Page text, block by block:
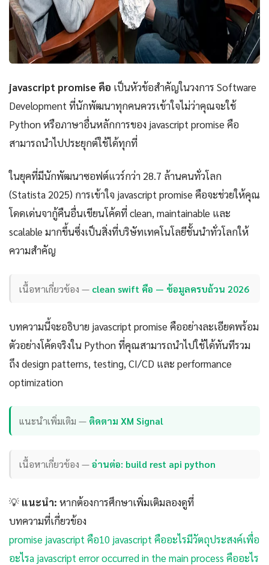
javascript promise คือ เป็นหัวข้อสำคัญในวงการ Software
Development ที่นักพัฒนาทุกคนควรเข้าใจไม่ว่าคุณจะใช้
Python หรือภาษาอื่นหลักการของ javascript promise คือ
สามารถนำไปประยุกต์ใช้ได้ทุกที่
ในยุคที่มีนักพัฒนาซอฟต์แวร์กว่า 28.7 ล้านคนทั่วโลก
(Statista 2025) การเข้าใจ javascript promise คือจะช่วยให้คุณ
โดดเด่นจากู้คืนอื่นเขียนโค้ดที่ clean, maintainable และ
scalable มากขึ้นซึ่งเป็นสิ่งที่บริษัทเทคโนโลยีชั้นนำทั่วโลกให้
ความสำคัญ
เนื้อหาเกี่ยวข้อง — clean swift คือ — ข้อมูลครบถ้วน 2026
บทความนี้จะอธิบาย javascript promise คืออย่างละเอียดพร้อม
ตัวอย่างโค้ดจริงใน Python ที่คุณสามารถนำไปใช้ได้ทันทีรวม
ถึง design patterns, testing, CI/CD และ performance
optimization
แนะนำเพิ่มเติม — ติดตาม XM Signal
เนื้อหาเกี่ยวข้อง —อ่านต่อ: build rest api python
💡 แนะนำ: หากต้องการศึกษาเพิ่มเติมลองดูที่
บทความที่เกี่ยวข้อง
promise javascript คือ10 javascript คืออะไรมีวัตถุประสงค์เพื่อ
อะไรa javascript error occurred in the main process คืออะไร